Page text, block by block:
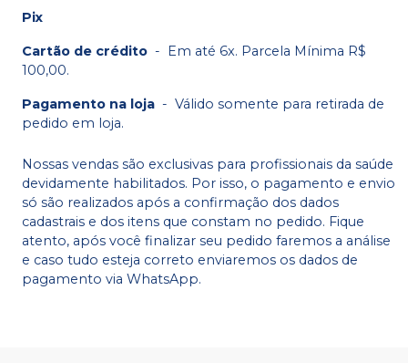
Pix
Cartão de crédito - Em até 6x. Parcela Mínima R$
100,00.
Pagamento na loja - Válido somente para retirada de
pedido em loja.
Nossas vendas são exclusivas para profissionais da saúde
devidamente habilitados. Por isso, o pagamento e envio
só são realizados após a confirmação dos dados
cadastrais e dos itens que constam no pedido. Fique
atento, após você finalizar seu pedido faremos a análise
e caso tudo esteja correto enviaremos os dados de
pagamento via WhatsApp.